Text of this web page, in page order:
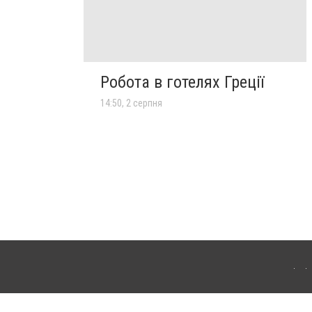
Робота в готелях Греції
14:50, 2 серпня